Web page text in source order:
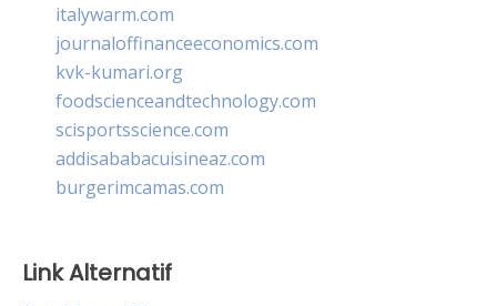
italywarm.com
journaloffinanceeconomics.com
kvk-kumari.org
foodscienceandtechnology.com
scisportsscience.com
addisababacuisineaz.com
burgerimcamas.com
Link Alternatif